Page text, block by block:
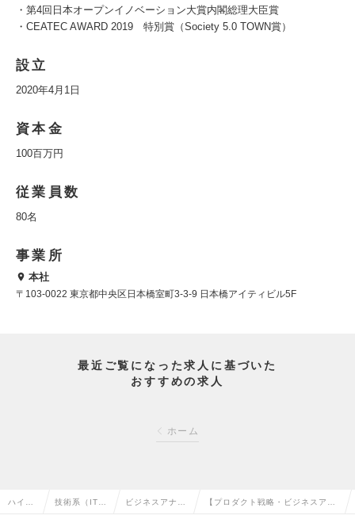
・第4回日本オープンイノベーション大賞内閣総理大臣賞
・CEATEC AWARD 2019 特別賞（Society 5.0 TOWN賞）
設立
2020年4月1日
資本金
100百万円
従業員数
80名
事業所
本社
〒103-0022 東京都中央区日本橋室町3-3-9 日本橋アイティビル5F
最近ご覧になった求人に基づいた
おすすめの求人
ホーム
ハイク 技術系（IT・ ビジネスアナリ 【プロダクト戦略・ビジネスアナ